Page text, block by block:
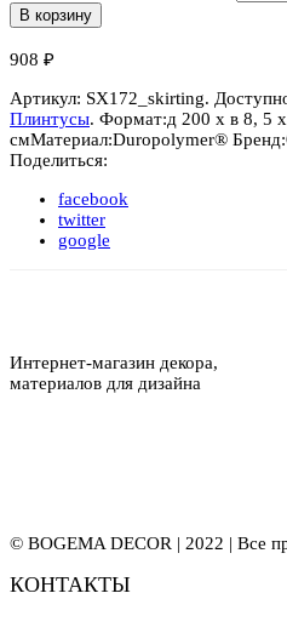
В корзину
908 ₽
Артикул: SX172_skirting.
Плинтусы. Формат:д 200 x в 8, 5
смМатериал:Duropolymer® ‎ Бренд:
Поделиться:
facebook
twitter
google
Интернет-магазин декора,
материалов для дизайна
© BOGEMA DECOR | 2022 | Все
КОНТАКТЫ